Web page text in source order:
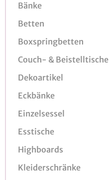
Bänke
Betten
Boxspringbetten
Couch- & Beistelltische
Dekoartikel
Eckbänke
Einzelsessel
Esstische
Highboards
Kleiderschränke